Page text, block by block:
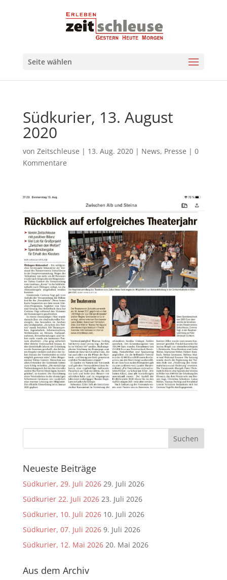
Seite wählen
Südkurier, 13. August
2020
von Zeitschleuse | 13. Aug. 2020| News, Presse | 0
Kommentare
Neueste Beiträge
Südkurier, 29. Juli 2026 29. Juli 2026
Südkurier 22. Juli 2026 23. Juli 2026
Südkurier, 10. Juli 2026 10. Juli 2026
Südkurier, 07. Juli 2026 9. Juli 2026
Südkurier, 12. Mai 2026 20. Mai 2026
Aus dem Archiv